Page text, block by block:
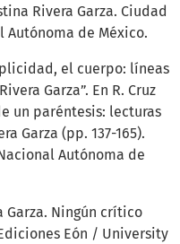
Rivera Garza. Ciudad
Autónoma de México.
el cuerpo: líneas
Garza”. En R. Cruz
un paréntesis: lecturas
Garza (pp. 137-165).
Autónoma de
Garza. Ningún crítico
Eón / University